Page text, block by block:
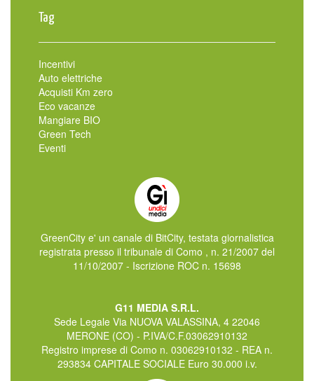
Tag
Incentivi
Auto elettriche
Acquisti Km zero
Eco vacanze
Mangiare BIO
Green Tech
Eventi
GreenCity e' un canale di BitCity, testata giornalistica
registrata presso il tribunale di Como , n. 21/2007 del
11/10/2007 - Iscrizione ROC n. 15698
G11 MEDIA S.R.L.
Sede Legale Via NUOVA VALASSINA, 4 22046
MERONE (CO) - P.IVA/C.F.03062910132
Registro imprese di Como n. 03062910132 - REA n.
293834 CAPITALE SOCIALE Euro 30.000 i.v.